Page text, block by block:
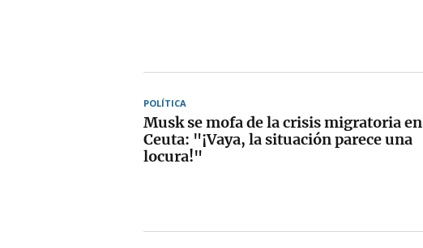
POLÍTICA
Musk se mofa de la crisis migratoria en
Ceuta: "¡Vaya, la situación parece una
locura!"